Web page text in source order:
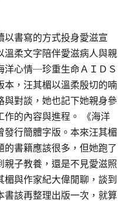
書寫的方式投身愛滋宣
柔文字陪伴愛滋病人與親
洋心情─珍重生命ＡＩＤＳ
，汪其楣以溫柔殷切的喃
對談，她也記下她親身參
的內容與進程。 《海洋
行簡體字版。本來汪其楣
書籍應該很多，但她跑了
子教養，還是不見愛滋照
與作家紀大偉閒聊，談到
該再整理出版一次，就算